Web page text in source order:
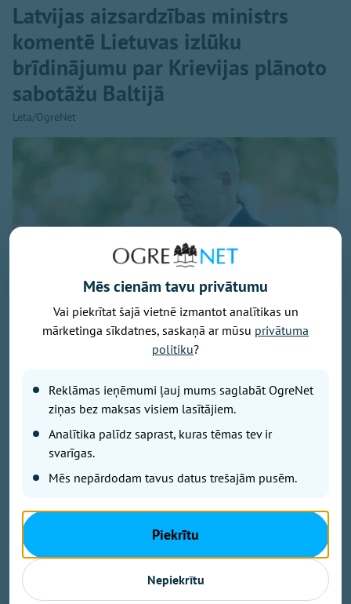
Latvijas aizsardzības ministrs
komentē Lietuvas izlūku
brīdinājumu par Krievijas plānoto
sabotāžu Baltijā
Leta/OgreNet
Foto: Armīns Janiks/Aizsardzības ministrija
uzbrukumus kritiskajai infrastruktūrai Baltijas valstīs,
izmantojot Ukrainas dronus, Latvijas aizsardzības
ministrs Raivis Melnis šodien Latvijas Radio
raidījumā "Krustpunktā" paziņoja, ka Latvijas
aizsardzības resors patlaban nav konstatējis pazīmes
iespējamiem uzbrukumiem konkrētiem Latvijas
Melnis norādīja, ka kritiskā infrastruktūra tiek
uzraudzīta un ir pasākumu kopums sadarbībā ar
kritiskās infrastruktūras atbildīgajiem, lai
Mēs cienām tavu privātumu
Vai piekrītat šajā vietnē izmantot analītikas un
mārketinga sīkdatnes, saskaņā ar mūsu privātuma
politiku?
Reklāmas ieņēmumi ļauj mums saglabāt OgreNet
ziņas bez maksas visiem lasītājiem.
Analītika palīdz saprast, kuras tēmas tev ir
svarīgas.
Mēs nepārdodam tavus datus trešajām pusēm.
Piekrītu
Nepiekrītu